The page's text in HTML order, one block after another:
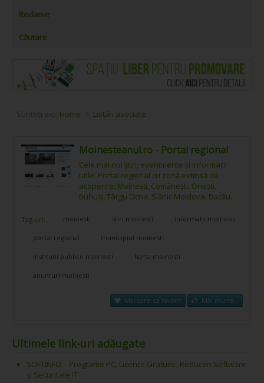
Reclame
Căutare
Home Listări asociate
Moinesteanul.ro - Portal regional
Cele mai noi știri, evenimente și informații
utile. Portal regional cu zonă extinsă de
acoperire: Moinești, Comănești, Onești,
Buhuși, Târgu Ocna, Slănic Moldova, Bacău.
Tag-uri: moinesti stiri moinesti informatii moinesti
portal regional municipiul moinesti
institutii publice moinesti harta moinesti
anunturi moinesti
Marcare ca favorit Mai multe...
Ultimele link-uri adăugate
SOFTINFO – Programe PC, Licențe Gratuite, Reduceri Software
și Securitate IT